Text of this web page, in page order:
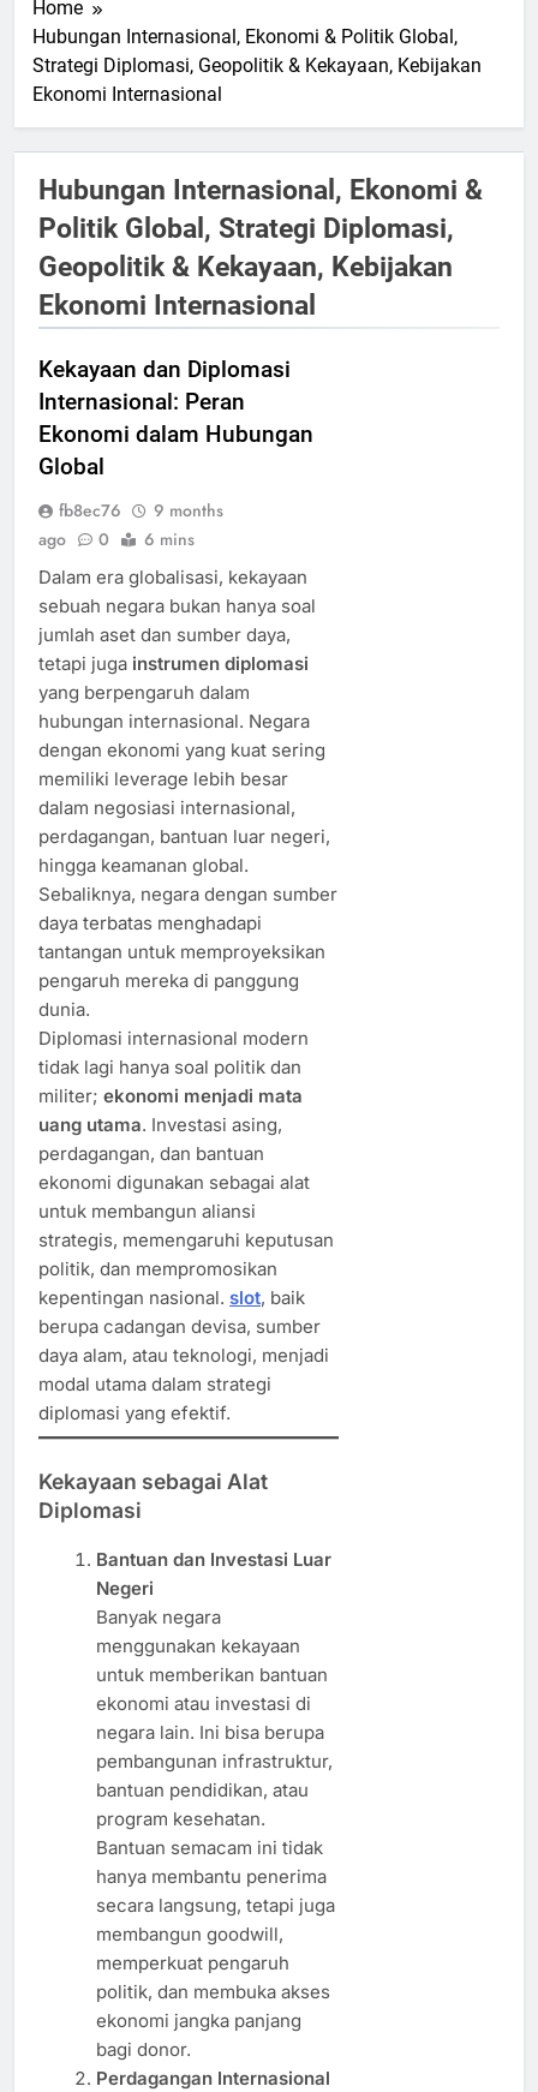
Home
Hubungan Internasional, Ekonomi & Politik Global,
Strategi Diplomasi, Geopolitik & Kekayaan, Kebijakan
Ekonomi Internasional
Hubungan Internasional, Ekonomi &
Politik Global, Strategi Diplomasi,
Geopolitik & Kekayaan, Kebijakan
Ekonomi Internasional
Kekayaan dan Diplomasi
Internasional: Peran
Ekonomi dalam Hubungan
Global
fb8ec76
9 months
ago
0 6 mins
Dalam era globalisasi, kekayaan
sebuah negara bukan hanya soal
jumlah aset dan sumber daya,
tetapi juga instrumen diplomasi
yang berpengaruh dalam
hubungan internasional. Negara
dengan ekonomi yang kuat sering
memiliki leverage lebih besar
dalam negosiasi internasional,
perdagangan, bantuan luar negeri,
hingga keamanan global.
Sebaliknya, negara dengan sumber
daya terbatas menghadapi
tantangan untuk memproyeksikan
pengaruh mereka di panggung
dunia.
Diplomasi internasional modern
tidak lagi hanya soal politik dan
militer; ekonomi menjadi mata
uang utama. Investasi asing,
perdagangan, dan bantuan
ekonomi digunakan sebagai alat
untuk membangun aliansi
strategis, memengaruhi keputusan
politik, dan mempromosikan
kepentingan nasional. slot, baik
berupa cadangan devisa, sumber
daya alam, atau teknologi, menjadi
modal utama dalam strategi
diplomasi yang efektif.
Kekayaan sebagai Alat
Diplomasi
Bantuan dan Investasi Luar
Negeri
Banyak negara
menggunakan kekayaan
untuk memberikan bantuan
ekonomi atau investasi di
negara lain. Ini bisa berupa
pembangunan infrastruktur,
bantuan pendidikan, atau
program kesehatan.
Bantuan semacam ini tidak
hanya membantu penerima
secara langsung, tetapi juga
membangun goodwill,
memperkuat pengaruh
politik, dan membuka akses
ekonomi jangka panjang
bagi donor.
Perdagangan Internasional